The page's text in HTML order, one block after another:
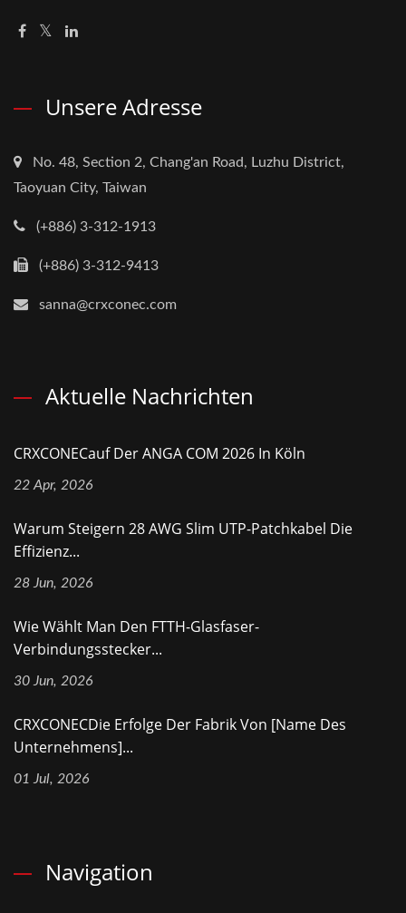
Unsere Adresse
No. 48, Section 2, Chang'an Road, Luzhu District,
Taoyuan City, Taiwan
(+886) 3-312-1913
(+886) 3-312-9413
sanna@crxconec.com
Aktuelle Nachrichten
CRXCONECauf Der ANGA COM 2026 In Köln
22 Apr, 2026
Warum Steigern 28 AWG Slim UTP-Patchkabel Die
Effizienz...
28 Jun, 2026
Wie Wählt Man Den FTTH-Glasfaser-
Verbindungsstecker...
30 Jun, 2026
CRXCONECDie Erfolge Der Fabrik Von [Name Des
Unternehmens]...
01 Jul, 2026
Navigation